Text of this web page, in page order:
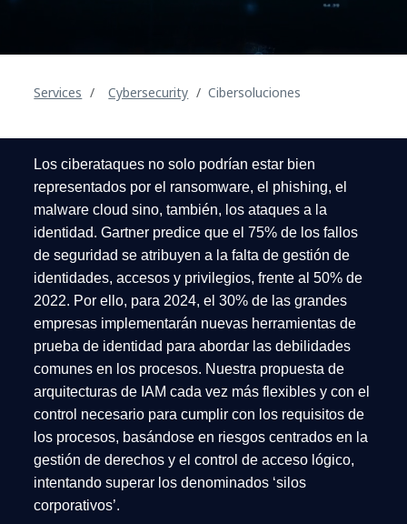
Services Cybersecurity Cibersoluciones
Los ciberataques no solo podrían estar bien
representados por el ransomware, el phishing, el
malware cloud sino, también, los ataques a la
identidad. Gartner predice que el 75% de los fallos
de seguridad se atribuyen a la falta de gestión de
identidades, accesos y privilegios, frente al 50% de
2022. Por ello, para 2024, el 30% de las grandes
empresas implementarán nuevas herramientas de
prueba de identidad para abordar las debilidades
comunes en los procesos. Nuestra propuesta de
arquitecturas de IAM cada vez más flexibles y con el
control necesario para cumplir con los requisitos de
los procesos, basándose en riesgos centrados en la
gestión de derechos y el control de acceso lógico,
intentando superar los denominados ‘silos
corporativos’.